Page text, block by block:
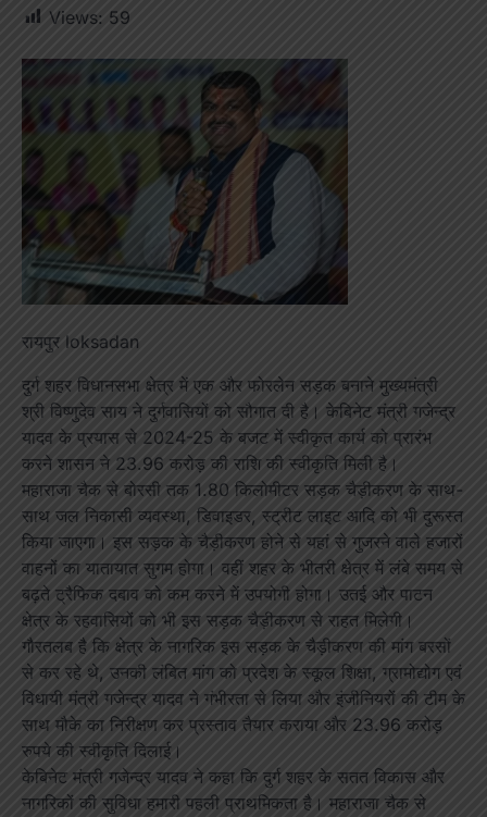
Views: 59
रायपुर loksadan
दुर्ग शहर विधानसभा क्षेत्र में एक और फोरलेन सड़क बनाने मुख्यमंत्री
श्री विष्णुदेव साय ने दुर्गवासियों को सौगात दी है। केबिनेट मंत्री गजेन्द्र
यादव के प्रयास से 2024-25 के बजट में स्वीकृत कार्य को प्रारंभ
करने शासन ने 23.96 करोड़ की राशि की स्वीकृति मिली है।
महाराजा चैक से बोरसी तक 1.80 किलोमीटर सड़क चैड़ीकरण के साथ-
साथ जल निकासी व्यवस्था, डिवाइडर, स्ट्रीट लाइट आदि को भी दुरूस्त
किया जाएगा। इस सड़क के चैड़ीकरण होने से यहां से गुजरने वाले हजारों
वाहनों का यातायात सुगम होगा। वहीं शहर के भीतरी क्षेत्र में लंबे समय से
बढ़ते ट्रैफिक दबाव को कम करने में उपयोगी होगा। उतई और पाटन
क्षेत्र के रहवासियों को भी इस सड़क चैड़ीकरण से राहत मिलेगी।
गौरतलब है कि क्षेत्र के नागरिक इस सड़क के चैड़ीकरण की मांग बरसों
से कर रहे थे, उनकी लंबित मांग को प्रदेश के स्कूल शिक्षा, ग्रामोद्योग एवं
विधायी मंत्री गजेन्द्र यादव ने गंभीरता से लिया और इंजीनियरों की टीम के
साथ मौके का निरीक्षण कर प्रस्ताव तैयार कराया और 23.96 करोड़
रुपये की स्वीकृति दिलाई।
केबिनेट मंत्री गजेन्द्र यादव ने कहा कि दुर्ग शहर के सतत विकास और
नागरिकों की सुविधा हमारी पहली प्राथमिकता है। महाराजा चैक से